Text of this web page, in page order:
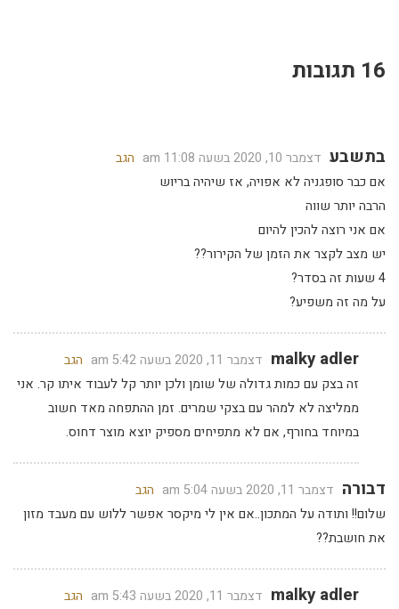
16 תגובות
בתשבע דצמבר 10, 2020 בשעה 11:08 am
הגב
אם כבר סופגניה לא אפויה, אז שיהיה בריוש
הרבה יותר שווה
אם אני רוצה להכין להיום
יש מצב לקצר את הזמן של הקירור??
4 שעות זה בסדר?
על מה זה משפיע?
malky adler דצמבר 11, 2020 בשעה 5:42 am
הגב
זה בצק עם כמות גדולה של שומן ולכן יותר קל לעבוד איתו קר. אני
ממליצה לא למהר עם בצקי שמרים. זמן ההתפחה מאד חשוב
במיוחד בחורף, אם לא מתפיחים מספיק יוצא מוצר דחוס.
דבורה דצמבר 11, 2020 בשעה 5:04 am
הגב
שלום!! ותודה על המתכון..אם אין לי מיקסר אפשר ללוש עם מעבד מזון
את חושבת??
malky adler דצמבר 11, 2020 בשעה 5:43 am
הגב